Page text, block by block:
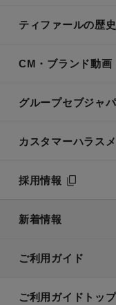
ティファールの歴史
CM・ブランド動画
グループセブジャ
カスタマーハラス
採用情報
新着情報
ご利用ガイド
ご利用ガイドトップ